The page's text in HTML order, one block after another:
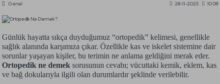
Genel 28-11-2025 10:08
Günlük hayatta sıkça duyduğumuz “ortopedik” kelimesi, genellikle
sağlık alanında karşımıza çıkar. Özellikle kas ve iskelet sistemine dair
sorunlar yaşayan kişiler, bu terimin ne anlama geldiğini merak eder.
Ortopedik ne demek sorusunun cevabı; vücuttaki kemik, eklem, kas
ve bağ dokularıyla ilgili olan durumlardır şeklinde verilebilir.